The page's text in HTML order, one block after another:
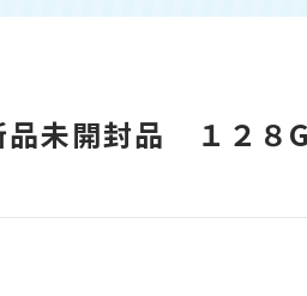
未開封品 １２８